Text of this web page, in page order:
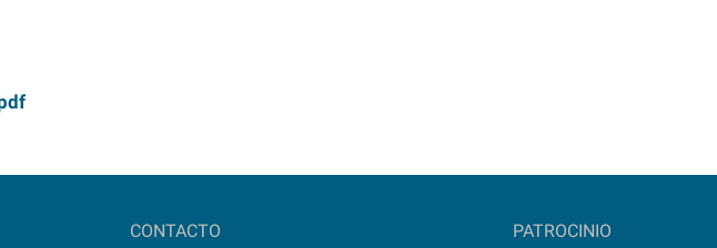
CONTACTO PATROCINIO